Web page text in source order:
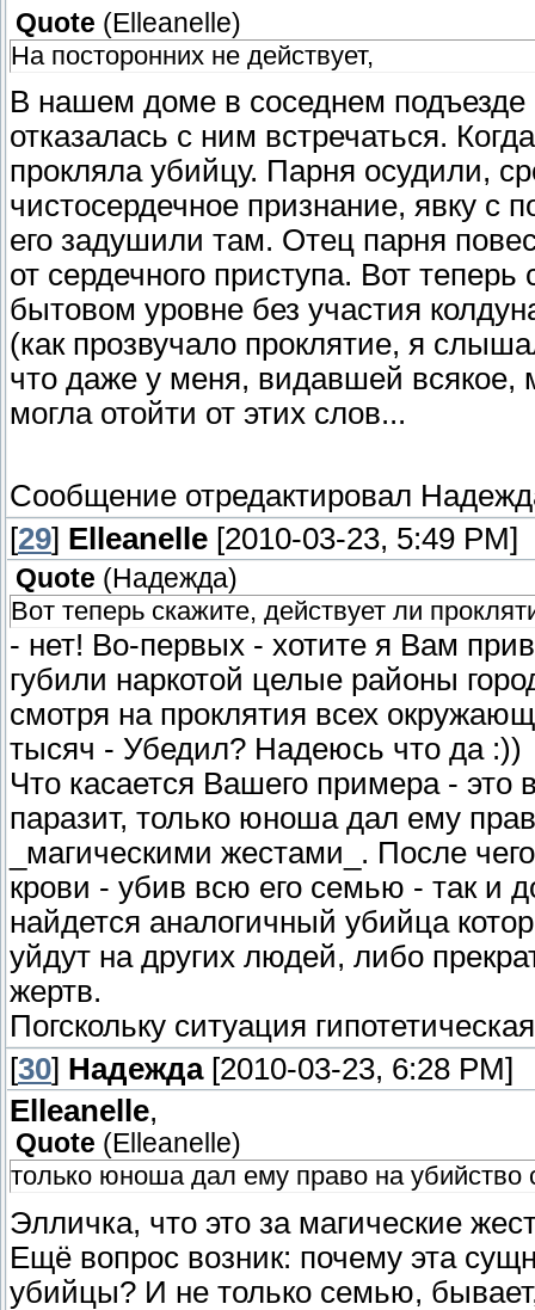
Quote (Elleanelle)
На посторонних не действует,
В нашем доме в соседнем
отказалась с ним встречаться.
прокляла убийцу. Парня осудили,
чистосердечное признание, явку
его задушили там. Отец парня
от сердечного приступа. Вот
бытовом уровне без участия
(как прозвучало проклятие, я
что даже у меня, видавшей всякое,
могла отойти от этих слов...
Сообщение отредактировал
[29] Elleanelle [2010-03-23, 5:49 PM]
Quote ( Надежда)
Вот теперь скажите, действует ли
- нет! Во-первых - хотите я Вам
губили наркотой целые районы
смотря на проклятия всех
тысяч - Убедил? Надеюсь что да :))
Что касается Вашего примера -
паразит, только юноша дал ему
_магическими жестами_. После
крови - убив всю его семью - так и
найдется аналогичный убийца
уйдут на других людей, либо
жертв.
Погскольку ситуация
[30] Надежда[2010-03-23, 6:28 PM]
Elleanelle,
Quote ( Elleanelle)
только юноша дал ему право на убийство
Элличка, что это за магические
Ещё вопрос возник: почему эта
убийцы? И не только семью,